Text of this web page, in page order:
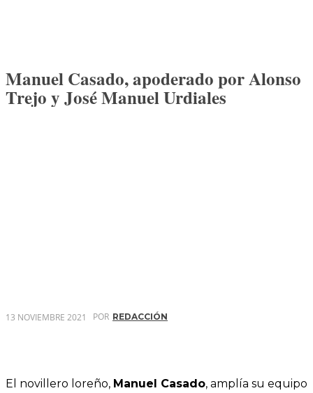
Manuel Casado, apoderado por Alonso
Trejo y José Manuel Urdiales
13 NOVIEMBRE 2021 POR REDACCIÓN
El novillero loreño, Manuel Casado, amplía su equipo